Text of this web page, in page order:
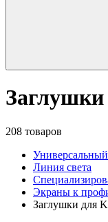
208 товаров
Универсальный
Линия света
Экраны к
Заглушки для